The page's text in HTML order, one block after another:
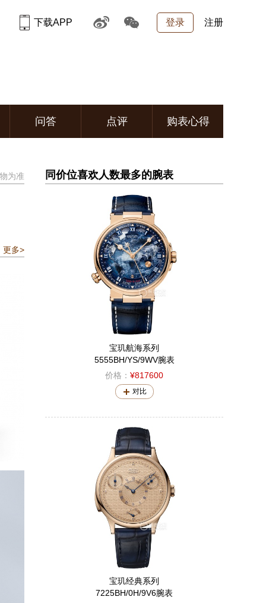
登录 注册
下载APP
问答 点评 购表心得
为准
更多>
同价位喜欢人数最多的腕表
宝玑航海系列
5555BH/YS/9WV腕表
价格： ¥817600
对比
宝玑经典系列
7225BH/0H/9V6腕表